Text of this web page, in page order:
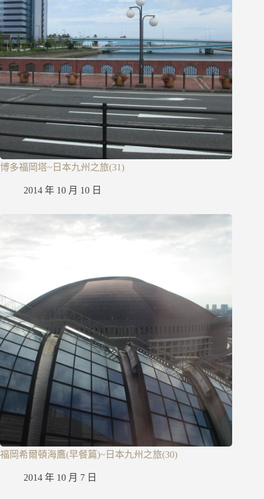
博多福岡塔~日本九州之旅(31)
2014 年 10 月 10 日
福岡希爾頓海鷹(早餐篇)~日本九州之旅(30)
2014 年 10 月 7 日